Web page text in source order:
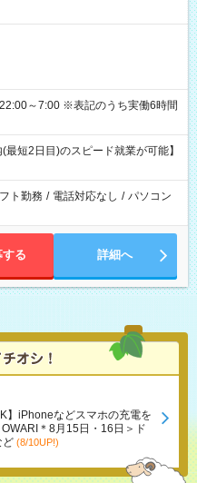
のうち実働6時間
短2日目)のスピード就業が可能】
ト勤務 / 電話対応なし / パソコン
する 詳細へ
】iPhoneなどスマホの充電を
＊8月15日・16日＞ド
ど (8/10UP!)